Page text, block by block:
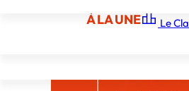
À LA UNE Le